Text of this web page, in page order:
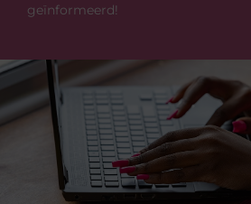
geïnformeerd!